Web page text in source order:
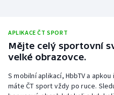
APLIKACE ČT SPORT
Mějte celý sportovní
velké obrazovce.
S mobilní aplikací, HbbTV a
máte ČT sport vždy po ruce.